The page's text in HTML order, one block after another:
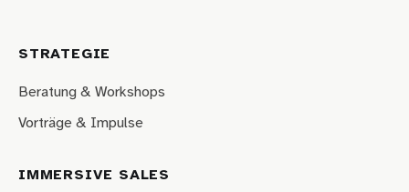
STRATEGIE
Beratung & Workshops
Vorträge & Impulse
IMMERSIVE SALES